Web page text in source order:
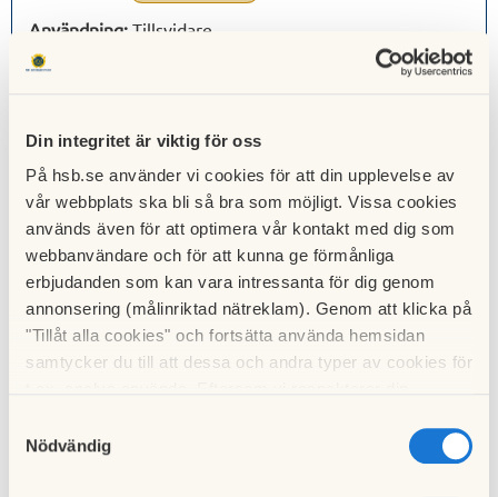
Din integritet är viktig för oss
På hsb.se använder vi cookies för att din upplevelse av
vår webbplats ska bli så bra som möjligt. Vissa cookies
används även för att optimera vår kontakt med dig som
webbanvändare och för att kunna ge förmånliga
erbjudanden som kan vara intressanta för dig genom
annonsering (målinriktad nätreklam). Genom att klicka på
"Tillåt alla cookies" och fortsätta använda hemsidan
samtycker du till att dessa och andra typer av cookies för
cookies och välja att endast tillåta ett urval.
Nödvändig
Användning: Tillsvidare
Inflyttning:
Adress:
Stora Grönegatan 3 B
Rum:3
Förmedling:
10bosparpoäng
Användning: Tillsvidare
Inflyttning:2026-02-01
Adress:Stora Grönegatan 3 E
Förmedling: